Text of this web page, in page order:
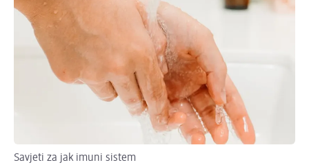
Savjeti za jak imuni sistem